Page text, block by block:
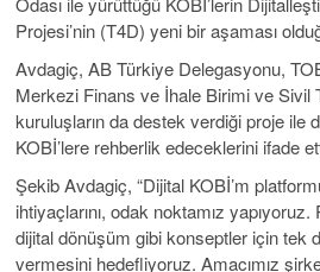
Projesi’nin (T4D) yeni bir aşaması
Avdagiç, AB Türkiye Delegasyonu,
Merkezi Finans ve İhale Birimi ve Sivil
kuruluşların da destek verdiği proje ile
KOBİ’lere rehberlik edeceklerini ifade
Şekib Avdagiç, “Dijital KOBİ’m
ihtiyaçlarını, odak noktamız
dijital dönüşüm gibi konseptler için tek
vermesini hedefliyoruz. Amacımız